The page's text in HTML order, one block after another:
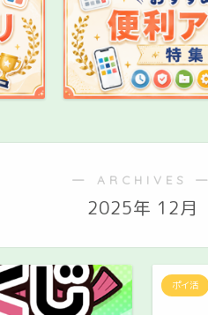
― ARCHIVES ―
2025年 12月
ポイ活